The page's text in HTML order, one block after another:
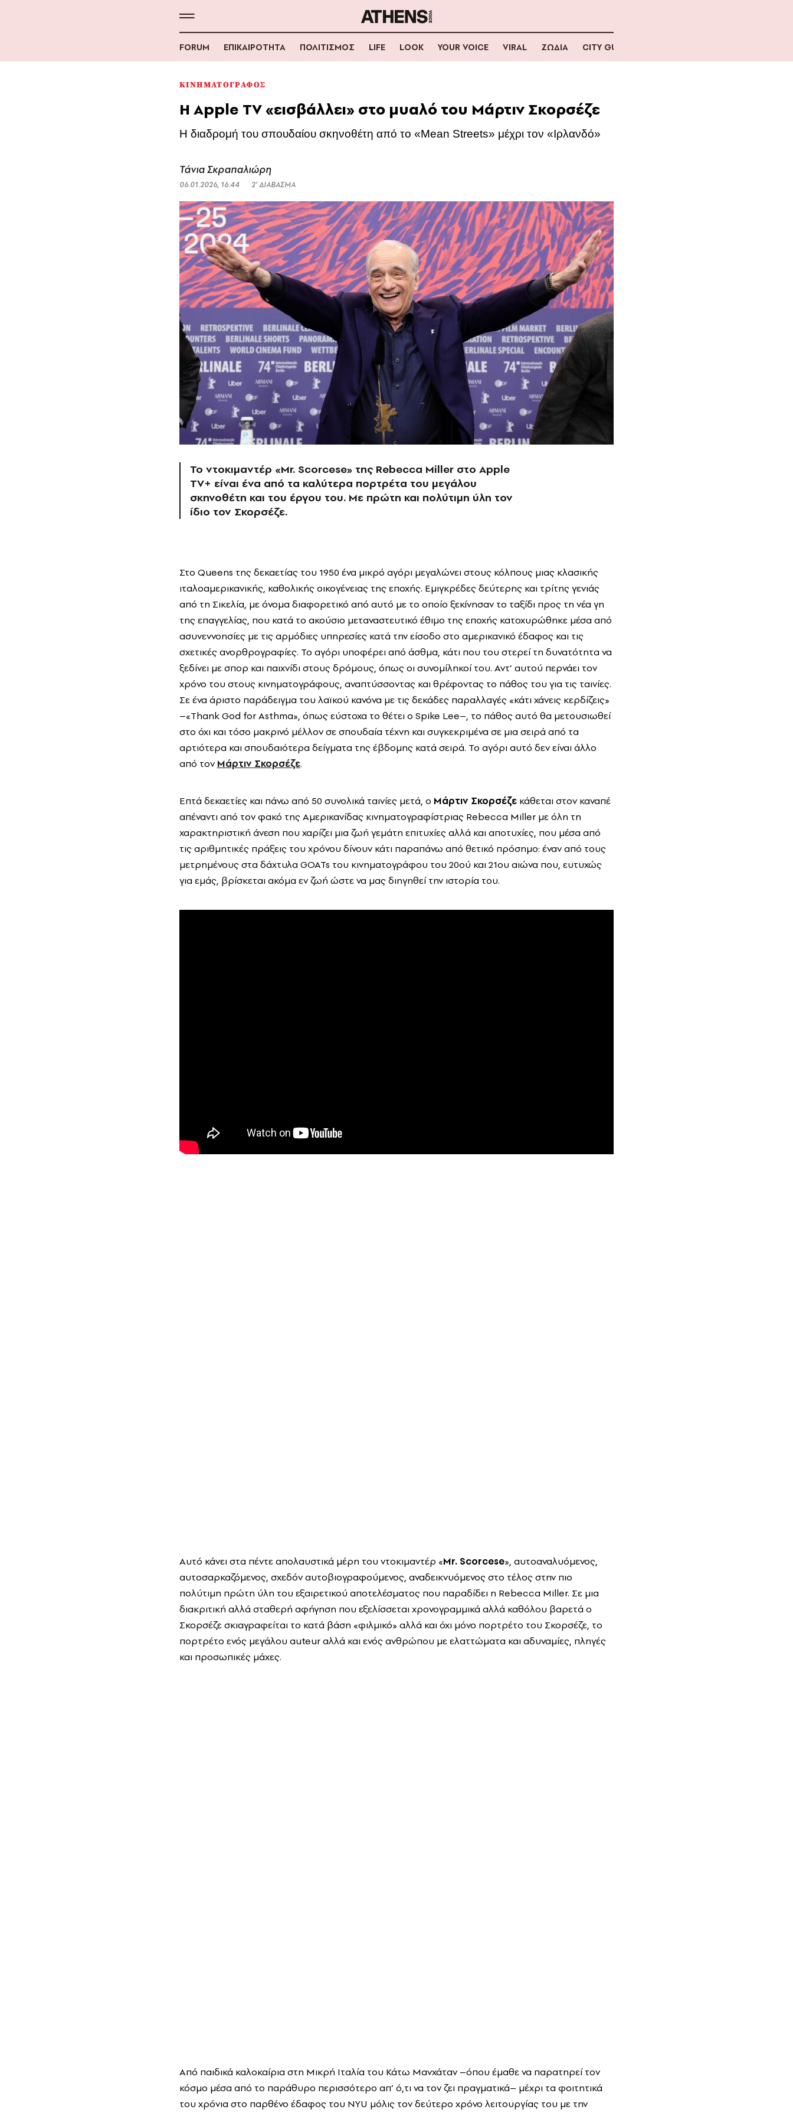
FORUM ΕΠΙΚΑΙΡΟΤΗΤΑ ΠΟΛΙΤΙΣΜΟΣ LIFE LOOK YOUR VOICE VIRAL ΖΩΔΙΑ CITY GUIDE
ΚΙΝΗΜΑΤΟΓΡΑΦΟΣ
Η Apple TV «εισβάλλει» στο μυαλό του Μάρτιν Σκορσέζε
Η διαδρομή του σπουδαίου σκηνοθέτη από το «Mean Streets» μέχρι τον «Ιρλανδό»
Τάνια Σκραπαλιώρη
06.01.2026, 16:44 2’ ΔΙΑΒΑΣΜΑ
Το ντοκιμαντέρ «Μr. Scorcese» της Rebecca Miller στο Apple
TV+ είναι ένα από τα καλύτερα πορτρέτα του μεγάλου
σκηνοθέτη και του έργου του. Με πρώτη και πολύτιμη ύλη τον
ίδιο τον Σκορσέζε.
Στο Queens της δεκαετίας του 1950 ένα μικρό αγόρι μεγαλώνει στους κόλπους μιας κλασικής
ιταλοαμερικανικής, καθολικής οικογένειας της εποχής. Εμιγκρέδες δεύτερης και τρίτης γενιάς
από τη Σικελία, με όνομα διαφορετικό από αυτό με το οποίο ξεκίνησαν το ταξίδι προς τη νέα γη
της επαγγελίας, που κατά το ακούσιο μεταναστευτικό έθιμο της εποχής κατοχυρώθηκε μέσα από
ασυνεννοησίες με τις αρμόδιες υπηρεσίες κατά την είσοδο στο αμερικανικό έδαφος και τις
σχετικές ανορθρογραφίες. Το αγόρι υποφέρει από άσθμα, κάτι που του στερεί τη δυνατότητα να
ξεδίνει με σπορ και παιχνίδι στους δρόμους, όπως οι συνομίληκοί του. Αντ’ αυτού περνάει τον
χρόνο του στους κινηματογράφους, αναπτύσσοντας και θρέφοντας το πάθος του για τις ταινίες.
Σε ένα άριστο παράδειγμα του λαϊκού κανόνα με τις δεκάδες παραλλαγές «κάτι χάνεις κερδίζεις»
–«Τhank God for Asthma», όπως εύστοχα το θέτει ο Spike Lee–, το πάθος αυτό θα μετουσιωθεί
στο όχι και τόσο μακρινό μέλλον σε σπουδαία τέχνη και συγκεκριμένα σε μια σειρά από τα
αρτιότερα και σπουδαιότερα δείγματα της έβδομης κατά σειρά. Το αγόρι αυτό δεν είναι άλλο
από τον Μάρτιν Σκορσέζε.
Επτά δεκαετίες και πάνω από 50 συνολικά ταινίες μετά, ο Μάρτιν Σκορσέζε κάθεται στον καναπέ
απέναντι από τον φακό της Αμερικανίδας κινηματογραφίστριας Rebecca Miller με όλη τη
χαρακτηριστική άνεση που χαρίζει μια ζωή γεμάτη επιτυχίες αλλά και αποτυχίες, που μέσα από
τις αριθμητικές πράξεις του χρόνου δίνουν κάτι παραπάνω από θετικό πρόσημο: έναν από τους
μετρημένους στα δάχτυλα GOATs του κινηματογράφου του 20ού και 21ου αιώνα που, ευτυχώς
για εμάς, βρίσκεται ακόμα εν ζωή ώστε να μας διηγηθεί την ιστορία του.
Αυτό κάνει στα πέντε απολαυστικά μέρη του ντοκιμαντέρ «Mr. Scorcese», αυτοαναλυόμενος,
αυτοσαρκαζόμενος, σχεδόν αυτοβιογραφούμενος, αναδεικνυόμενος στο τέλος στην πιο
πολύτιμη πρώτη ύλη του εξαιρετικού αποτελέσματος που παραδίδει η Rebecca Miller. Σε μια
διακριτική αλλά σταθερή αφήγηση που εξελίσσεται χρονογραμμικά αλλά καθόλου βαρετά ο
Σκορσέζε σκιαγραφείται το κατά βάση «φιλμικό» αλλά και όχι μόνο πορτρέτο του Σκορσέζε, το
πορτρέτο ενός μεγάλου auteur αλλά και ενός ανθρώπου με ελαττώματα και αδυναμίες, πληγές
και προσωπικές μάχες.
Από παιδικά καλοκαίρια στη Μικρή Ιταλία του Κάτω Μανχάταν –όπου έμαθε να παρατηρεί τον
κόσμο μέσα από το παράθυρο περισσότερο απ’ ό,τι να τον ζει πραγματικά– μέχρι τα φοιτητικά
του χρόνια στο παρθένο έδαφος του ΝΥU μόλις τον δεύτερο χρόνο λειτουργίας του με την